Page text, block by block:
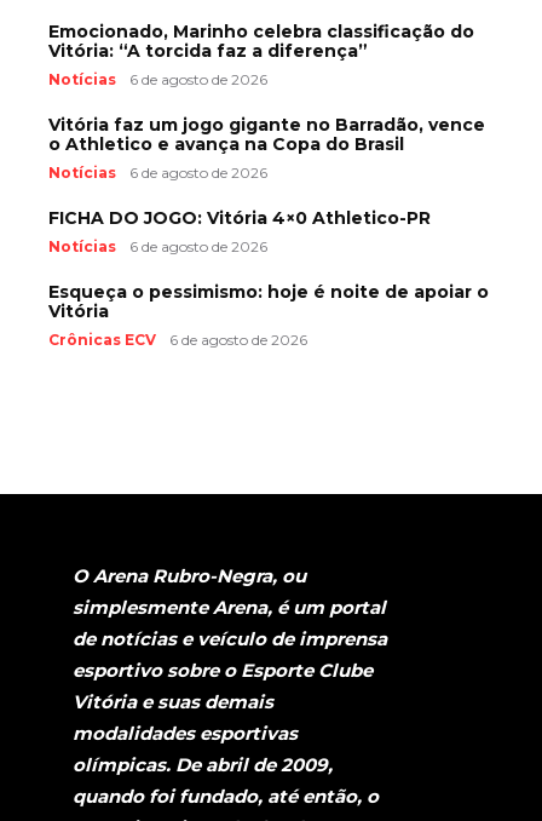
Emocionado, Marinho celebra classificação do
Vitória: “A torcida faz a diferença”
Notícias 6 de agosto de 2026
Vitória faz um jogo gigante no Barradão, vence
o Athletico e avança na Copa do Brasil
Notícias 6 de agosto de 2026
FICHA DO JOGO: Vitória 4×0 Athletico-PR
Notícias 6 de agosto de 2026
Esqueça o pessimismo: hoje é noite de apoiar o
Vitória
Crônicas ECV 6 de agosto de 2026
O Arena Rubro-Negra, ou
simplesmente Arena, é um portal
de notícias e veículo de imprensa
esportivo sobre o Esporte Clube
Vitória e suas demais
modalidades esportivas
olímpicas. De abril de 2009,
quando foi fundado, até então, o